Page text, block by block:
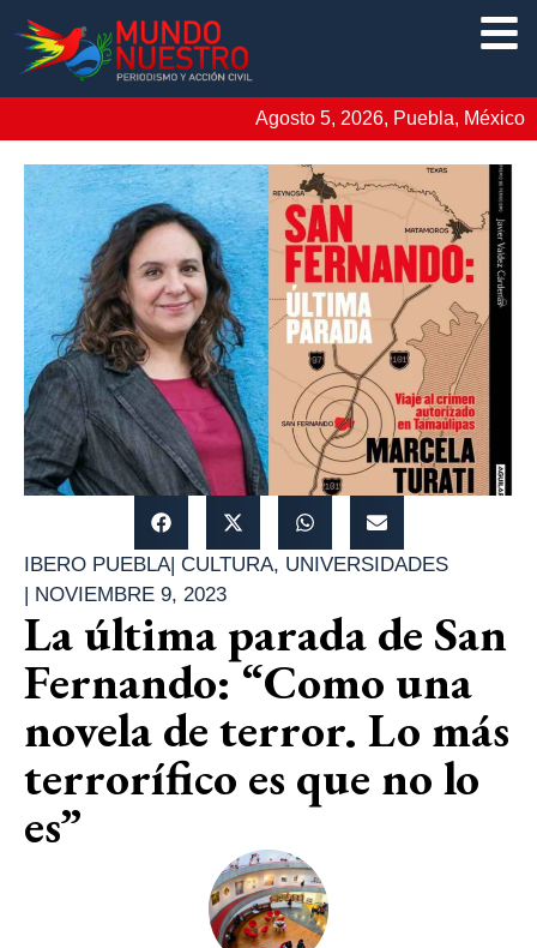
Agosto 5, 2026, Puebla, México
IBERO PUEBLA| CULTURA, UNIVERSIDADES
NOVIEMBRE 9, 2023
La última parada de San
Fernando: “Como una
novela de terror. Lo más
terrorífico es que no lo
es”